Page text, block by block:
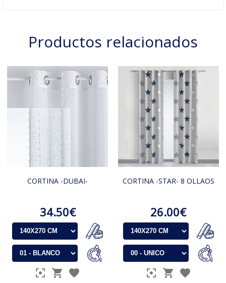
Productos relacionados
CORTINA -DUBAI-
34.50€
CORTINA -STAR- 8 OLLAOS
26.00€